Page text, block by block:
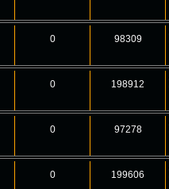
0 98309
0 198912
0 97278
0 199606